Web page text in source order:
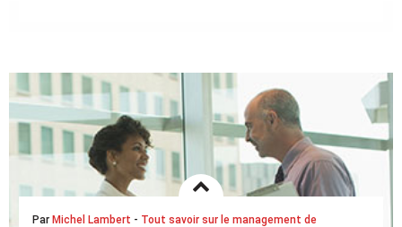
LIRE L'ARTICLE COMPLET
Par Michel Lambert - Tout savoir sur le management de